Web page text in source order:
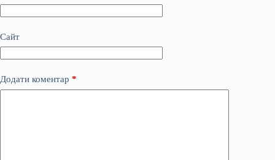
Сайт
Додати коментар *